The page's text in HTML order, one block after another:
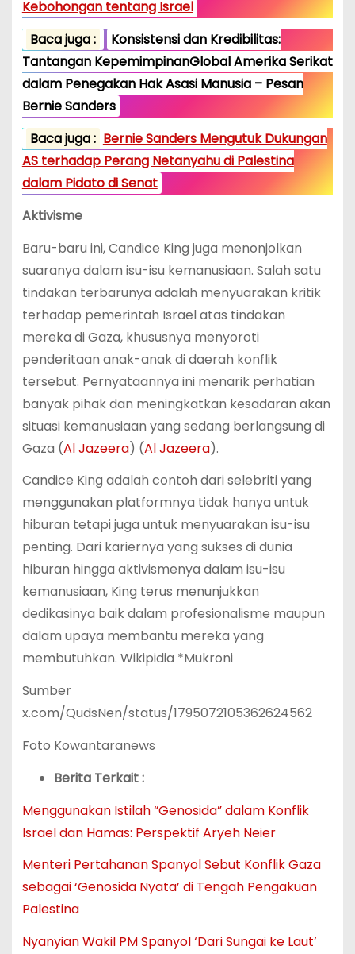
Kebohongan tentang Israel
Baca juga :
Konsistensi dan Kredibilitas:
Tantangan KepemimpinanGlobal Amerika Serikat
dalam Penegakan Hak Asasi Manusia – Pesan
Bernie Sanders
Baca juga : Bernie Sanders Mengutuk Dukungan
AS terhadap Perang Netanyahu di Palestina
dalam Pidato di Senat
Aktivisme
Baru-baru ini, Candice King juga menonjolkan
suaranya dalam isu-isu kemanusiaan. Salah satu
tindakan terbarunya adalah menyuarakan kritik
terhadap pemerintah Israel atas tindakan
mereka di Gaza, khususnya menyoroti
penderitaan anak-anak di daerah konflik
tersebut. Pernyataannya ini menarik perhatian
banyak pihak dan meningkatkan kesadaran akan
situasi kemanusiaan yang sedang berlangsung di
Gaza​ (Al Jazeera)​​ (Al Jazeera)​.
Candice King adalah contoh dari selebriti yang
menggunakan platformnya tidak hanya untuk
hiburan tetapi juga untuk menyuarakan isu-isu
penting. Dari kariernya yang sukses di dunia
hiburan hingga aktivismenya dalam isu-isu
kemanusiaan, King terus menunjukkan
dedikasinya baik dalam profesionalisme maupun
dalam upaya membantu mereka yang
membutuhkan. Wikipidia *Mukroni
Sumber
x.com/QudsNen/status/1795072105362624562
Foto Kowantaranews
Berita Terkait :
Menggunakan Istilah “Genosida” dalam Konflik
Israel dan Hamas: Perspektif Aryeh Neier
Menteri Pertahanan Spanyol Sebut Konflik Gaza
sebagai ‘Genosida Nyata’ di Tengah Pengakuan
Palestina
Nyanyian Wakil PM Spanyol ‘Dari Sungai ke Laut’